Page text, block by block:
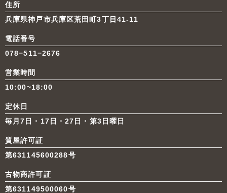
住所
兵庫県神戸市兵庫区荒田町3丁目41-11
電話番号
078−511−2676
営業時間
10:00~18:00
定休日
毎月7日・17日・27日・第3日曜日
質屋許可証
第631145600288号
古物商許可証
第631149500060号